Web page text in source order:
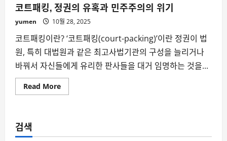
코트패킹, 정권의 유혹과 민주주의의 위기
yumen 10월 28, 2025
코트패킹이란? ‘코트패킹(court-packing)’이란 정권이 법
원, 특히 대법원과 같은 최고사법기관의 구성을 늘리거나
바꿔서 자신들에게 유리한 판사들을 대거 임명하는 것을...
Read MoreRead
more
정
검색